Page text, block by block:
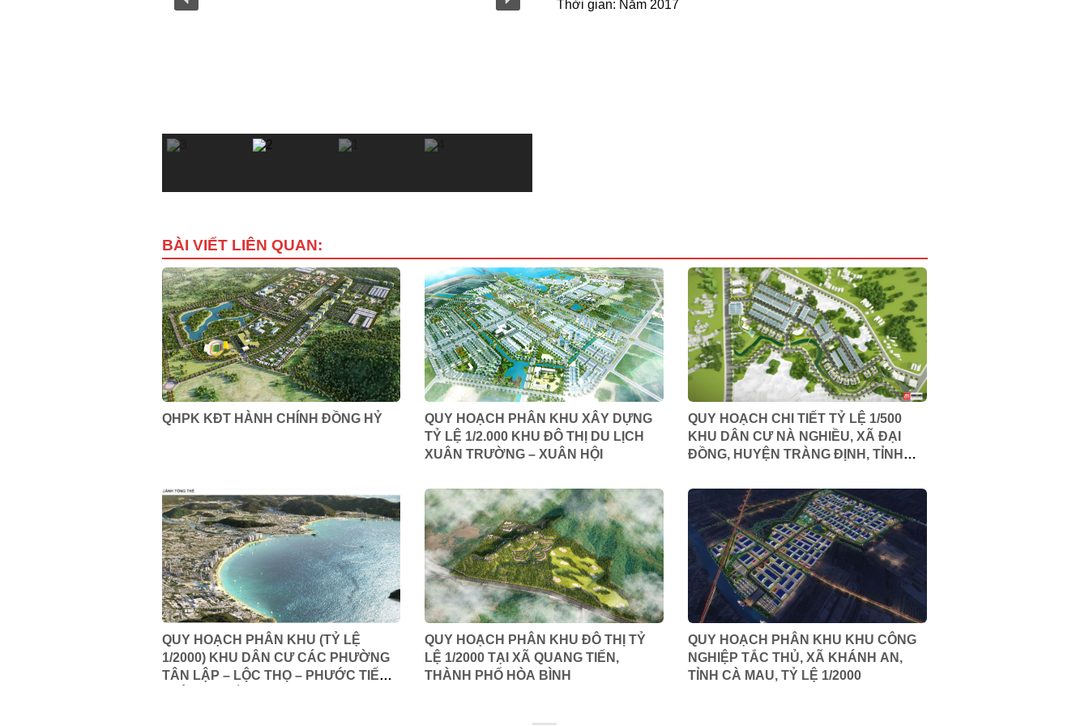
Thời gian: Năm 2017
BÀI VIẾT LIÊN QUAN:
QHPK KĐT HÀNH CHÍNH ĐỒNG HỶ
QUY HOẠCH PHÂN KHU XÂY DỰNG
TỶ LỆ 1/2.000 KHU ĐÔ THỊ DU LỊCH
XUÂN TRƯỜNG – XUÂN HỘI
QUY HOẠCH CHI TIẾT TỶ LỆ 1/500
KHU DÂN CƯ NÀ NGHIỀU, XÃ ĐẠI
ĐỒNG, HUYỆN TRÀNG ĐỊNH, TỈNH
QUY HOẠCH PHÂN KHU (TỶ LỆ
1/2000) KHU DÂN CƯ CÁC PHƯỜNG
TÂN LẬP – LỘC THỌ – PHƯỚC TIẾN,
QUY HOẠCH PHÂN KHU ĐÔ THỊ TỶ
LỆ 1/2000 TẠI XÃ QUANG TIẾN,
THÀNH PHỐ HÒA BÌNH
QUY HOẠCH PHÂN KHU KHU CÔNG
NGHIỆP TẮC THỦ, XÃ KHÁNH AN,
TỈNH CÀ MAU, TỶ LỆ 1/2000